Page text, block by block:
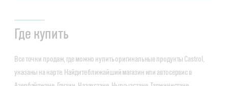
Где купить
Все точки продаж, где можно купить оригинальные продукты Castrol,
указаны на карте. Найдите ближайший магазин или автосервис в